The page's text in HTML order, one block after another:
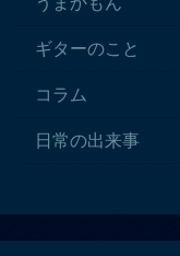
ギターのこと
コラム
日常の出来事